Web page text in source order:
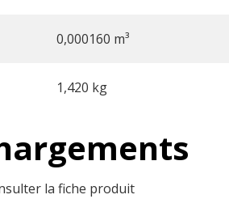
0,000160 m³
1,420 kg
la fiche produit